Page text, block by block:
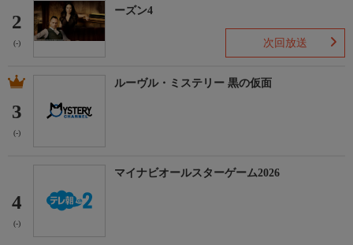
2
(-)
ーズン4
次回放送
3
(-)
ルーヴル・ミステリー 黒の仮面
4
(-)
マイナビオールスターゲーム2026